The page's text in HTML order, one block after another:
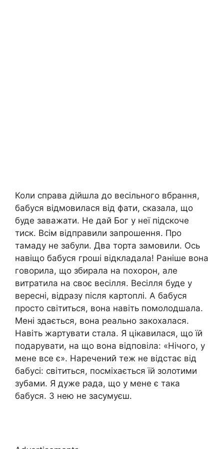
Коли справа дійшла до весільного вбрання,
бабуся відмовилася від фати, сказала, що
буде заважати. Не дай Бог у неї підскоче
тиск. Всім відправили запрошення. Про
тамаду не забули. Два торта замовили. Ось
навіщо бабуся гроші відкладала! Раніше вона
говорила, що збирала на похорон, але
витратила на своє весілля. Весілля буде у
вересні, відразу після картоплі. А бабуся
просто світиться, вона навіть помолодшала.
Мені здається, вона реально закохалася.
Навіть жартувати стала. Я цікавилася, що їй
подарувати, на що вона відповіла: «Нічого, у
мене все є». Наречений теж не відстає від
бабусі: світиться, посміхається їй золотими
зубами. Я дуже рада, що у мене є така
бабуся. З нею не засумуєш.